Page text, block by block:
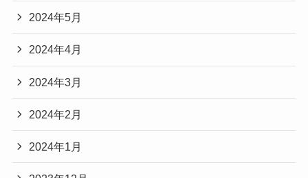
2024年5月
2024年4月
2024年3月
2024年2月
2024年1月